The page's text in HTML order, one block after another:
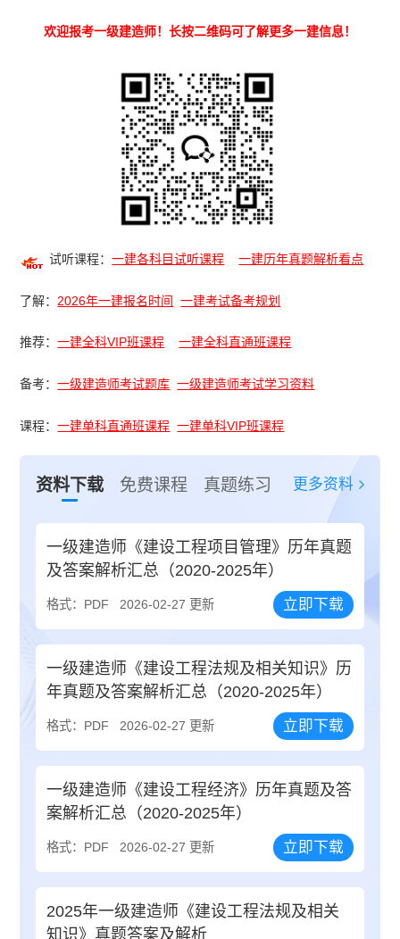
欢迎报考一级建造师！长按二维码可了解更多一建信息！
试听课程：一建各科目试听课程 一建历年真题解析看点
了解： 2026年一建报名时间 一建考试备考规划
推荐：一建全科VIP班课程 一建全科直通班课程
备考：一级建造师考试题库 一级建造师考试学习资料
课程：一建单科直通班课程 一建单科VIP班课程
资料下载 免费课程 真题练习 更多资料
一级建造师《建设工程项目管理》历年真题
及答案解析汇总（2020-2025年）
格式：PDF 2026-02-27 更新 立即下载
一级建造师《建设工程法规及相关知识》历
年真题及答案解析汇总（2020-2025年）
格式：PDF 2026-02-27 更新 立即下载
一级建造师《建设工程经济》历年真题及答
案解析汇总（2020-2025年）
格式：PDF 2026-02-27 更新 立即下载
2025年一级建造师《建设工程法规及相关
知识》真题答案及解析